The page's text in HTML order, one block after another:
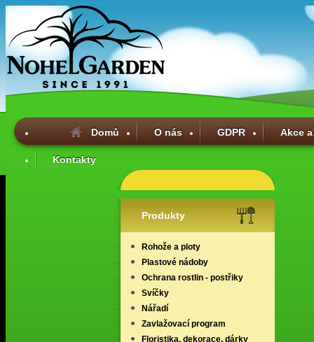
Domů O nás GDPR Akce
Kontakty
Produkty
Rohože a ploty
Plastové nádoby
Ochrana rostlin - postřiky
Svíčky
Nářadí
Zavlažovací program
Floristika, dekorace, dárky